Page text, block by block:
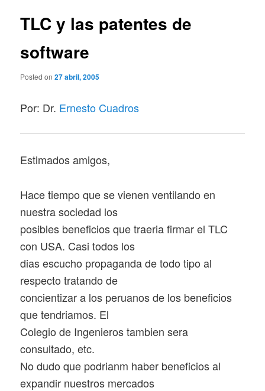
g
a
TLC y las patentes de
software
Posted on27 abril, 2005
Por: Dr. Ernesto Cuadros
Estimados amigos,
Hace tiempo que se vienen ventilando en
nuestra sociedad los
posibles beneficios que traeria firmar el TLC
con USA. Casi todos los
dias escucho propaganda de todo tipo al
respecto tratando de
concientizar a los peruanos de los beneficios
que tendriamos. El
Colegio de Ingenieros tambien sera
consultado, etc.
No dudo que podrianm haber beneficios al
expandir nuestros mercados